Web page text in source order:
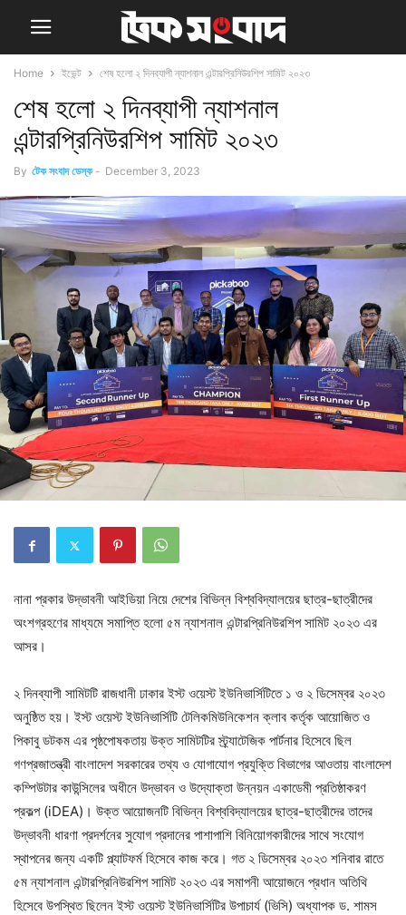
Home ইভেন্ট শেষ হলো ২ দিনব্যাপী ন্যাশনাল এন্টারপ্রিনিউরশিপ সামিট ২০২৩
শেষ হলো ২ দিনব্যাপী ন্যাশনাল
এন্টারপ্রিনিউরশিপ সামিট ২০২৩
By টেক সংবাদ ডেস্ক - December 3, 2023
নানা প্রকার উদ্ভাবনী আইডিয়া নিয়ে দেশের বিভিন্ন বিশ্ববিদ্যালয়ের ছাত্র-ছাত্রীদের
অংশগ্রহণের মাধ্যমে সমাপ্তি হলো ৫ম ন্যাশনাল এন্টারপ্রিনিউরশিপ সামিট ২০২৩ এর
আসর।
২ দিনব্যাপী সামিটটি রাজধানী ঢাকার ইস্ট ওয়েস্ট ইউনিভার্সিটিতে ১ ও ২ ডিসেম্বর ২০২৩
অনুষ্ঠিত হয়। ইস্ট ওয়েস্ট ইউনিভার্সিটি টেলিকমিউনিকেশন ক্লাব কর্তৃক আয়োজিত ও
পিকাবু ডটকম এর পৃষ্ঠপোষকতায় উক্ত সামিটটির স্ট্র্যাটেজিক পার্টনার হিসেবে ছিল
গণপ্রজাতন্ত্রী বাংলাদেশ সরকারের তথ্য ও যোগাযোগ প্রযুক্তি বিভাগের আওতায় বাংলাদেশ
কম্পিউটার কাউন্সিলের অধীনে উদ্ভাবন ও উদ্যোক্তা উন্নয়ন একাডেমী প্রতিষ্ঠাকরণ
প্রকল্প (iDEA)। উক্ত আয়োজনটি বিভিন্ন বিশ্ববিদ্যালয়ের ছাত্র-ছাত্রীদের তাদের
উদ্ভাবনী ধারণা প্রদর্শনের সুযোগ প্রদানের পাশাপাশি বিনিয়োগকারীদের সাথে সংযোগ
স্থাপনের জন্য একটি প্ল্যাটফর্ম হিসেবে কাজ করে। গত ২ ডিসেম্বর ২০২৩ শনিবার রাতে
৫ম ন্যাশনাল এন্টারপ্রিনিউরশিপ সামিট ২০২৩ এর সমাপনী আয়োজনে প্রধান অতিথি
হিসেবে উপস্থিত ছিলেন ইস্ট ওয়েস্ট ইউনিভার্সিটির উপাচার্য (ভিসি) অধ্যাপক ড. শামস